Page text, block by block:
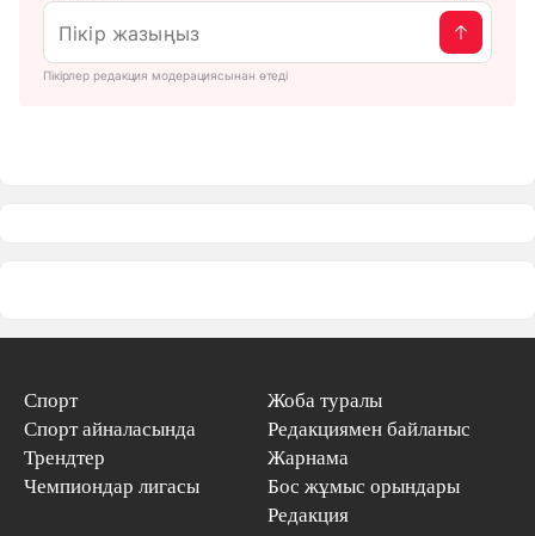
Пікірлер редакция модерациясынан өтеді
Спорт
Спорт айналасында
Трендтер
Чемпиондар лигасы
Жоба туралы
Редакциямен байланыс
Жарнама
Бос жұмыс орындары
Редакция